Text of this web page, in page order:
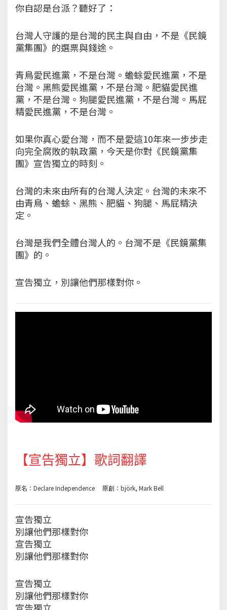
你自認是台派？聽好了：
台灣人守護的是台灣的民主與自由，不是《民鏡
黨集團》的選票與錢途。
青鳥愛民進黨，不是台灣。蟾蜍愛民進黨，不是
台灣。黑熊愛民進黨，不是台灣。肥貓愛民進
黨，不是台灣。狗腿愛民進黨，不是台灣。馬屁
精愛民進黨，不是台灣。
如果你真心愛台灣，而不是愛這10年來一步步走
向完全腐敗的執政黨，今天是你對《民鏡黨集
團》宣告獨立的時刻。
台灣的未來由所有的台灣人決定。台灣的未來不
由青鳥、蟾蜍、黑熊、肥貓、狗腿、馬屁精決
定。
台灣是我們全體台灣人的。台灣不是《民鏡黨集
團》的。
宣告獨立，別讓他們那樣對你。
【宣告獨立】歌詞翻譯
原名：Declare Independence 原創：björk, Mark Bell
宣告獨立
別讓他們那樣對你
宣告獨立
別讓他們那樣對你
宣告獨立
別讓他們那樣對你